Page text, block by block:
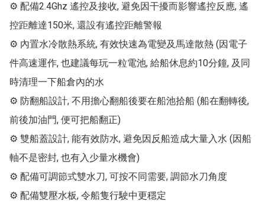
⚙ 配備2.4Ghz 遙控及接收, 避免因干擾而影響遙控反應, 遙
控距離達150米, 還設有遙控距離警報
⚙ 內置水冷散熱系統, 有效快速為電變及馬達散熱 (因電子
件高速運作, 也建議每玩一粒電池, 給船休息約10分鐘, 及同
時清理一下船倉內的水
⚙ 防翻船設計, 不用擔心翻船後要在船池拾船 (船在翻轉後,
前後加油門, 便可把船翻正)
⚙ 雙船蓋設計, 能有效防水, 避免因反船造成大量入水 (因船
軸不是密封, 也有入少量水機會)
⚙ 配備可調節式雙水刀, 可按不同需要, 調節水刀角度
⚙ 配備雙壓水板, 令船隻行駛中更穩定